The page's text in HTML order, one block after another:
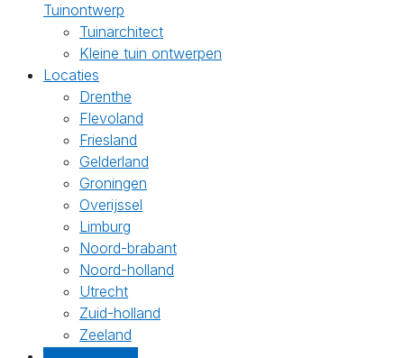
Tuinontwerp
Tuinarchitect
Kleine tuin ontwerpen
Locaties
Drenthe
Flevoland
Friesland
Gelderland
Groningen
Overijssel
Limburg
Noord-brabant
Noord-holland
Utrecht
Zuid-holland
Zeeland